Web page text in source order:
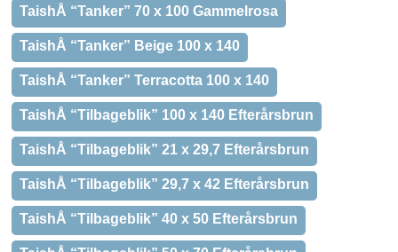
TaishÅ “Tanker” 70 x 100 Gammelrosa
TaishÅ “Tanker” Beige 100 x 140
TaishÅ “Tanker” Terracotta 100 x 140
TaishÅ “Tilbageblik” 100 x 140 Efterårsbrun
TaishÅ “Tilbageblik” 21 x 29,7 Efterårsbrun
TaishÅ “Tilbageblik” 29,7 x 42 Efterårsbrun
TaishÅ “Tilbageblik” 40 x 50 Efterårsbrun